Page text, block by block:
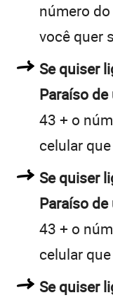
número
você quer
Se quiser
Paraíso
43 + o
celular
Se quiser
Paraíso
43 + o
celular
Se quiser